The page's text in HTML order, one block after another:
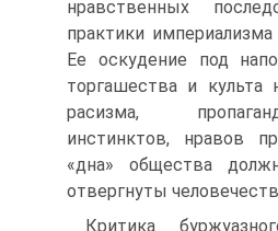
нравственных
практики
Ее оскудение под
торгашества и культа
расизма,
инстинктов, нравов
«дна» общества
отвергнуты
Критика